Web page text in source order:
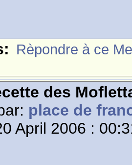
Rèpondre à ce
des
place de
April 2006 :